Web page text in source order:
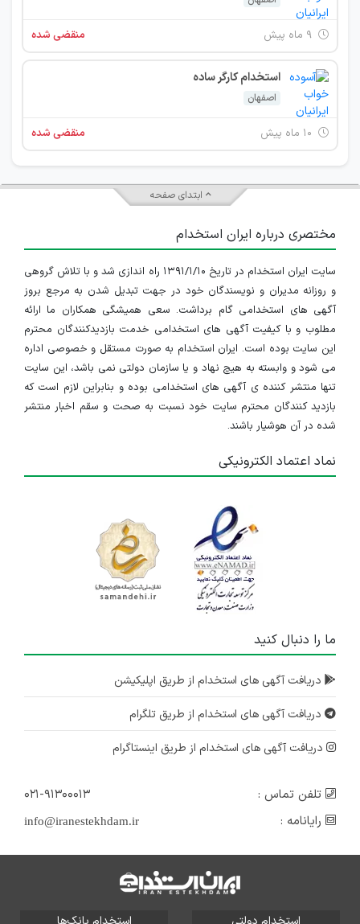
منقضی شده
استخدام کارگر ساده
اصفهان
منقضی شده
ابتدای صفحه
مختصری درباره ایران استخدام
سایت ایران استخدام در تاریخ ۱۳۹۱/۱/۱۰ راه اندازی شد و با تلاش گروهی
و روزانه مدیران و نویسندگان خود در جهت تبدیل شدن به مرجع بروز
آگهی های استخدامی گام برداشت. سعی همیشگی همکاران ما ارائه
مطلوب و با کیفیت آگهی های استخدامی خدمت بازدیدکنندگان محترم
این سایت بوده است. ایران استخدام به صورت مستقل و خصوصی اداره
می شود و وابسته به هیچ نهاد و یا سازمان دولتی نمی باشد، این سایت
تنها منتشر کننده ی آگهی های استخدامی بوده و بنابراین لازم است که
بازدید کنندگان محترم سایت خود نسبت به صحت و سقم اخبار منتشر
شده در آن هوشیار باشند.
نماد اعتماد الکترونیکی
ما را دنبال کنید
دریافت آگهی های استخدام از طریق اپلیکیشن
دریافت آگهی های استخدام از طریق تلگرام
دریافت آگهی های استخدام از طریق اینستاگرام
تلفن تماس :
۰۲۱-۹۱۳۰۰۰۱۳
رایانامه :
info@iranestekhdam.ir